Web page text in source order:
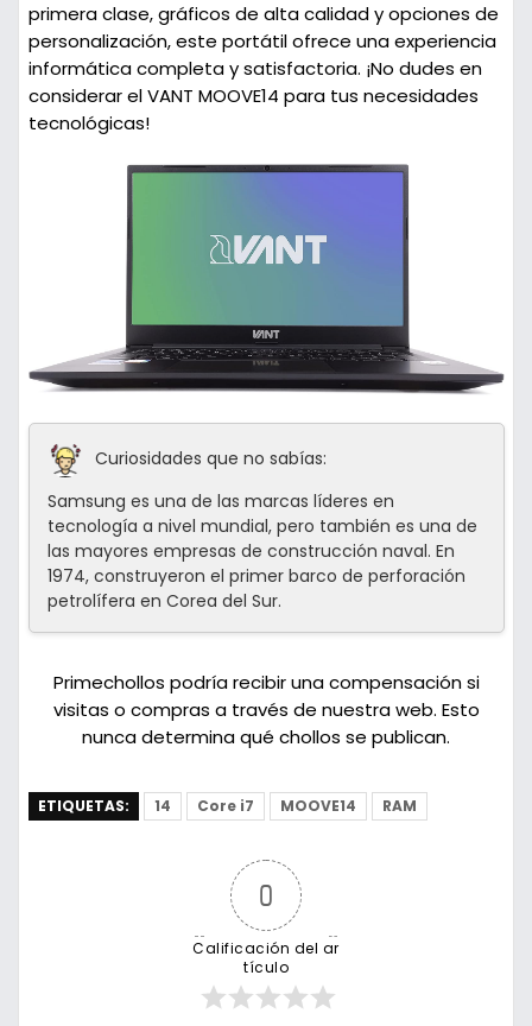
primera clase, gráficos de alta calidad y opciones de
personalización, este portátil ofrece una experiencia
informática completa y satisfactoria. ¡No dudes en
considerar el VANT MOOVE14 para tus necesidades
tecnológicas!
Curiosidades que no sabías:
Samsung es una de las marcas líderes en
tecnología a nivel mundial, pero también es una de
las mayores empresas de construcción naval. En
1974, construyeron el primer barco de perforación
petrolífera en Corea del Sur.
Primechollos podría recibir una compensación si
visitas o compras a través de nuestra web. Esto
nunca determina qué chollos se publican.
ETIQUETAS: 14 Core i7 MOOVE14 RAM
0
Calificación del ar
tículo